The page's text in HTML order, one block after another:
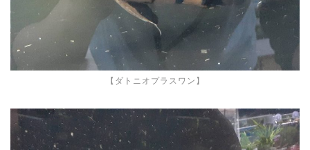
【ダトニオプラスワン】